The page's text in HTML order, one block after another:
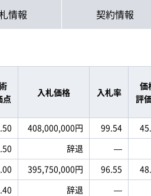
情報 契約情報
点
入札価格 入札率
価
評
408,000,000円 99.54
辞退 ―
395,750,000円 96.55
辞退 ―